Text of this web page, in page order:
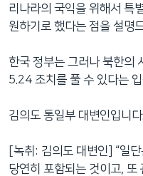
리나라의 국익을 위해서 특
원하기로 했다는 점을 설명
한국 정부는 그러나 북한의
5.24 조치를 풀 수 있다는
김의도 통일부 대변인입니다.
[녹취: 김의도 대변인] “일
당연히 포함되는 것이고, 또